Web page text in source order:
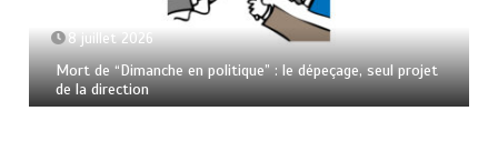
8 juillet 2026
Mort de “Dimanche en politique” : le dépeçage, seul projet
de la direction